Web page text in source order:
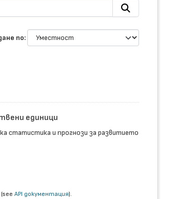
по
единици
статистика и прогнози за развитието
(see API документация).